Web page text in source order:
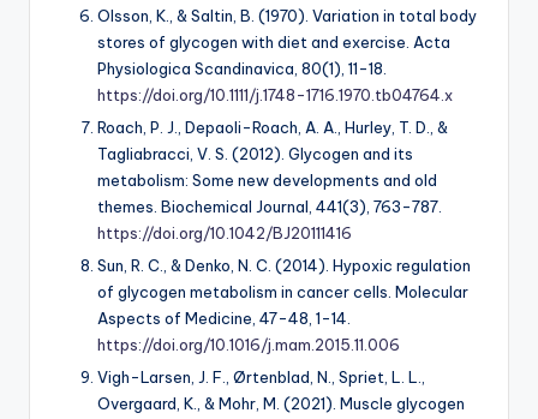
Olsson, K., & Saltin, B. (1970). Variation in total body
stores of glycogen with diet and exercise. Acta
Physiologica Scandinavica, 80(1), 11-18.
https://doi.org/10.1111/j.1748-1716.1970.tb04764.x
Roach, P. J., Depaoli-Roach, A. A., Hurley, T. D., &
Tagliabracci, V. S. (2012). Glycogen and its
metabolism: Some new developments and old
themes. Biochemical Journal, 441(3), 763-787.
https://doi.org/10.1042/BJ20111416
Sun, R. C., & Denko, N. C. (2014). Hypoxic regulation
of glycogen metabolism in cancer cells. Molecular
Aspects of Medicine, 47-48, 1-14.
https://doi.org/10.1016/j.mam.2015.11.006
Vigh-Larsen, J. F., Ørtenblad, N., Spriet, L. L.,
Overgaard, K., & Mohr, M. (2021). Muscle glycogen